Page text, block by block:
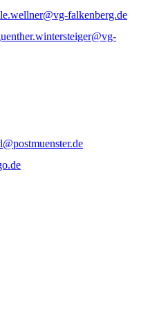
falkenberg.de